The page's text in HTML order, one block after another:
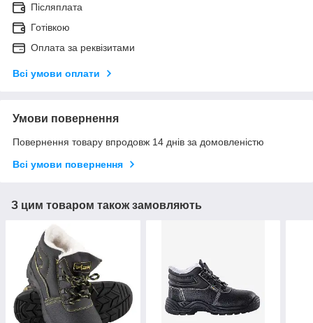
Післяплата
Готівкою
Оплата за реквізитами
Всі умови оплати
Умови повернення
Повернення товару впродовж 14 днів за домовленістю
Всі умови повернення
З цим товаром також замовляють